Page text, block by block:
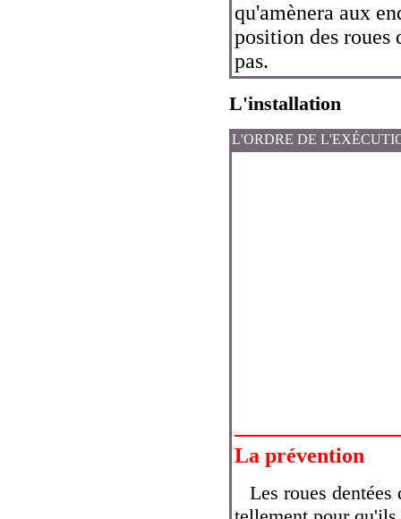
qu'amènera aux
position des roues
pas.
L'installation
L'ORDRE DE
La prévention
Les roues dentées